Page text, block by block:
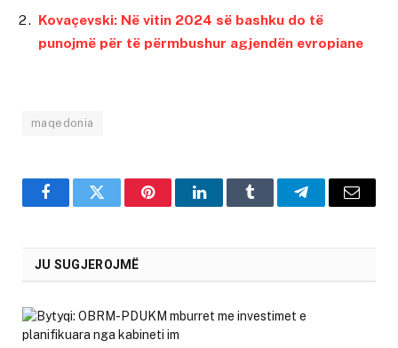
Kovaçevski: Në vitin 2024 së bashku do të
punojmë për të përmbushur agjendën evropiane
maqedonia
FacebookTwitter PinterestLinkedInTumblr TelegramEmail
JU SUGJEROJMË